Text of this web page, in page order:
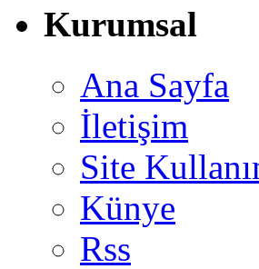
Kurumsal
Ana Sayfa
İletişim
Site
Künye
Rss